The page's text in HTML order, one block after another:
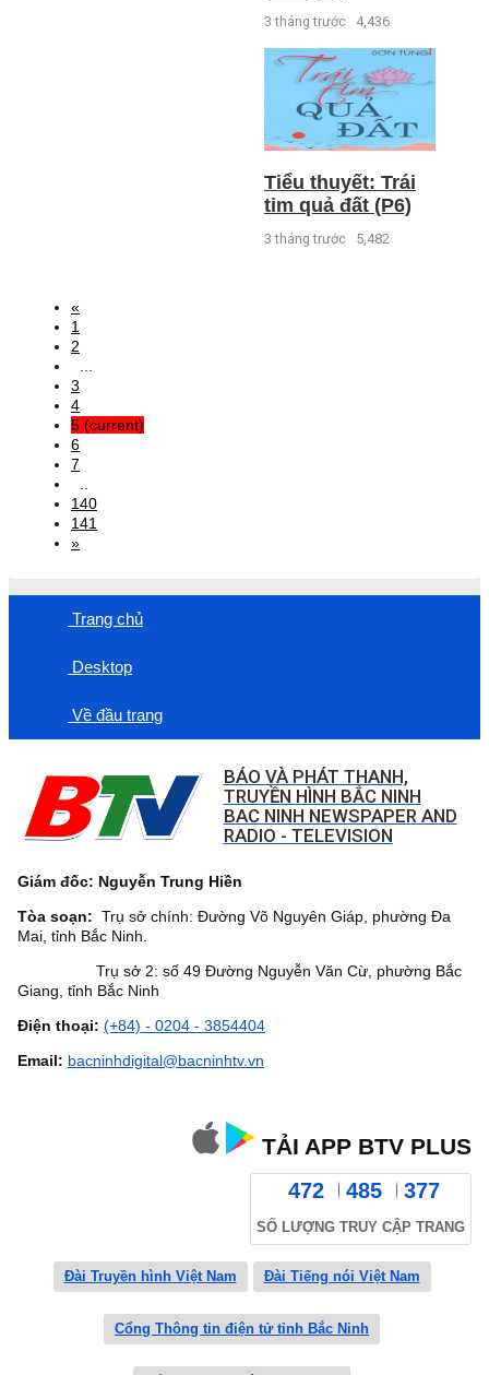
3 tháng trước 4,436
Tiểu thuyết: Trái
tim quả đất (P6)
3 tháng trước 5,482
«
1
2
3
4
5 (current)
6
7
140
141
»
Trang chủ
Desktop
Về đầu trang
BÁO VÀ PHÁT THANH,
TRUYỀN HÌNH BẮC NINH
BAC NINH NEWSPAPER AND
RADIO - TELEVISION
Giám đốc: Nguyễn Trung Hiền
Tòa soạn: Trụ sở chính: Đường Võ Nguyên Giáp, phường Đa
Mai, tỉnh Bắc Ninh.
Trụ sở 2: số 49 Đường Nguyễn Văn Cừ, phường Bắc
Giang, tỉnh Bắc Ninh
Điện thoại: (+84) - 0204 - 3854404
Email: bacninhdigital@bacninhtv.vn
TẢI APP BTV PLUS
472 485 377
SỐ LƯỢNG TRUY CẬP TRANG
Đài Truyền hình Việt Nam Đài Tiếng nói Việt Nam
Cổng Thông tin điện tử tỉnh Bắc Ninh